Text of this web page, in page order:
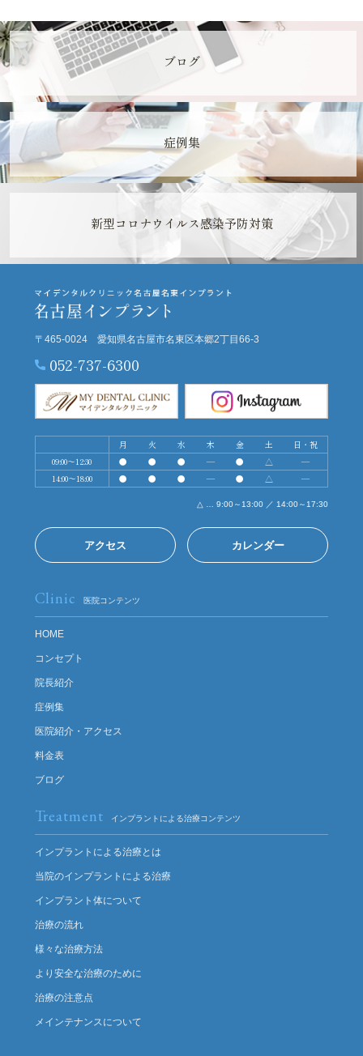
ブログ
症例集
新型コロナウイルス感染予防対策
〒465-0024 愛知県名古屋市名東区本郷2丁目66-3
052-737-6300
月 火 水 木 金 土
日・祝
09:00～12:30
● ● ● ― ● △
―
14:00～18:00
● ● ● ― ● △ ―
△ … 9:00～13:00 ／ 14:00～17:30
アクセス カレンダー
Clinic 医院コンテンツ
HOME
コンセプト
院長紹介
症例集
医院紹介・アクセス
料金表
ブログ
Treatment インプラントによる治療コンテンツ
インプラントによる治療とは
当院のインプラントによる治療
インプラント体について
治療の流れ
様々な治療方法
より安全な治療のために
治療の注意点
メインテナンスについて